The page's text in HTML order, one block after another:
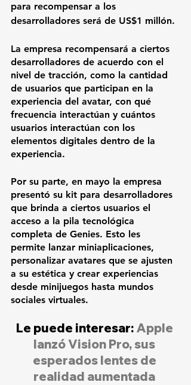
para recompensar a los
desarrolladores será de US$1 millón.
La empresa recompensará a ciertos
desarrolladores de acuerdo con el
nivel de tracción, como la cantidad
de usuarios que participan en la
experiencia del avatar, con qué
frecuencia interactúan y cuántos
usuarios interactúan con los
elementos digitales dentro de la
experiencia.
Por su parte, en mayo la empresa
presentó su kit para desarrolladores
que brinda a ciertos usuarios el
acceso a la pila tecnológica
completa de Genies. Esto les
permite lanzar miniaplicaciones,
personalizar avatares que se ajusten
a su estética y crear experiencias
desde minijuegos hasta mundos
sociales virtuales.
Le puede interesar: Apple
lanzó Vision Pro, sus
esperados lentes de
realidad aumentada